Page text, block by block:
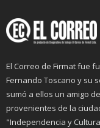
El Correo de Firmat fue
Fernando Toscano y su
sumó a ellos un amigo
provenientes de la
"Independencia y